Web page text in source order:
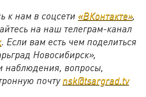
к нам в соцсети «ВКонтакте»,
на наш телеграм-канал
. Если вам есть чем поделиться
Новосибирск»,
наблюдения, вопросы,
почту nsk@tsargrad.tv